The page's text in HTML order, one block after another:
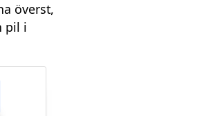
överst,
pil i